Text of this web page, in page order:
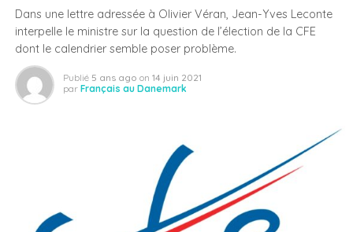
Dans une lettre adressée à Olivier Véran, Jean-Yves Leconte
interpelle le ministre sur la question de l’élection de la CFE
dont le calendrier semble poser problème.
Publié 5 ans ago on 14 juin 2021
par Français au Danemark